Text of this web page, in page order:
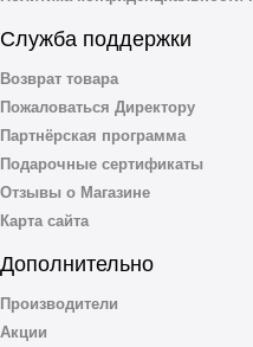
Служба поддержки
Возврат товара
Пожаловаться Директору
Партнёрская программа
Подарочные сертификаты
Отзывы о Магазине
Карта сайта
Дополнительно
Производители
Акции